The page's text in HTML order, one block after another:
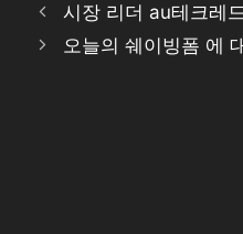
시장 리더 au테크레
오늘의 쉐이빙폼 에